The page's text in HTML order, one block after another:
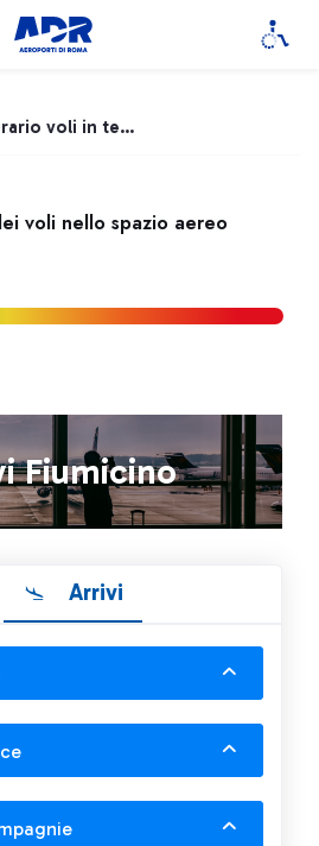
Orario voli in tempo reale
voli nello spazio aereo
Fiumicino
Arrivi